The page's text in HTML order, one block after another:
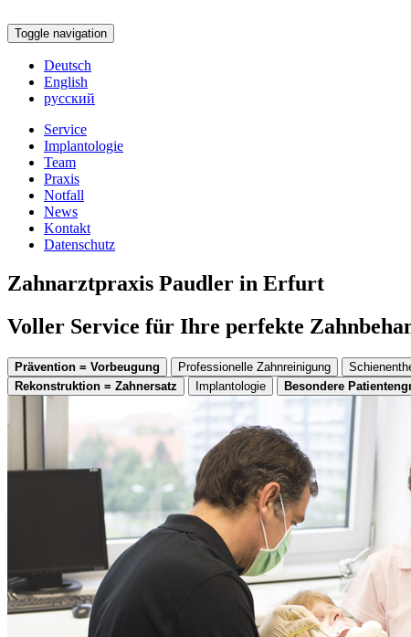
Toggle navigation
Deutsch
English
русский
Service
Implantologie
Team
Praxis
Notfall
News
Kontakt
Datenschutz
Zahnarztpraxis Paudler in Erfurt
Voller Service für Ihre perfekte
Prävention = Vorbeugung Professionelle Zahnreinigung
Rekonstruktion = Zahnersatz
Implantologie Besondere